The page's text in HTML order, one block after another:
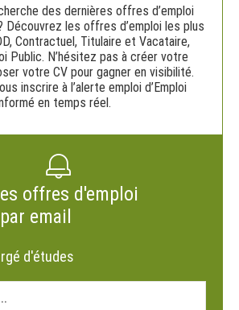
des dernières offres d’emploi
Découvrez les offres d’emploi les plus
Contractuel, Titulaire et Vacataire,
Public. N’hésitez pas à créer votre
votre CV pour gagner en visibilité.
inscrire à l’alerte emploi d’Emploi
en temps réel.
offres d'emploi
email
d'études